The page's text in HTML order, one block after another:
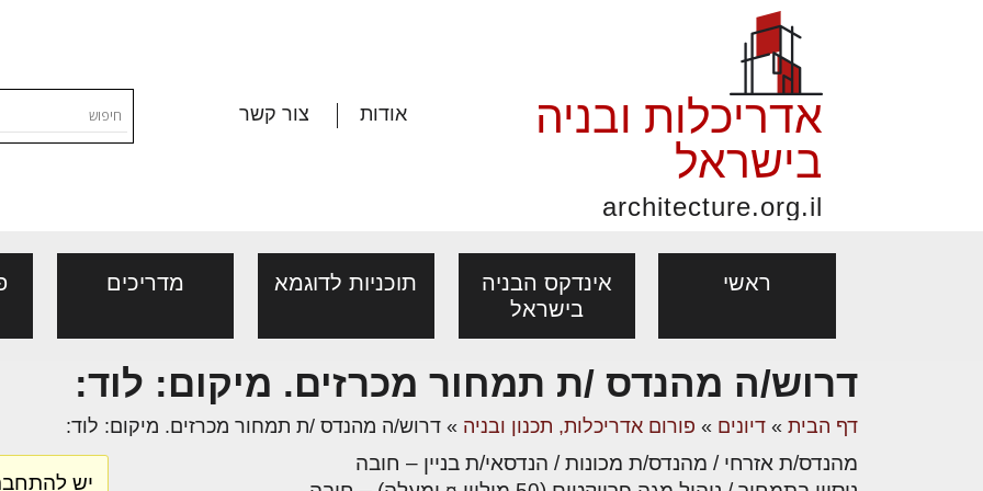
אדריכלות ובניה
בישראל
architecture.org.il
אודות צור קשר
ראשי
אינדקס הבניה
בישראל
תוכניות לדוגמא מדריכים
מקצועות
אדריכלים - מעצבי פנים
אדריכלות: פרוגרמות,
מחקר ועיון
נדל"ן: זכויות, אגרות
ועסקאות
עיצוב הבית
השקעה חכמה בעתיד:
נדלן עסקי ועסקים למכירה
ההזדמנויות הגדולות בשוק
בין נכסים מסחריים לבין
פורום אדריכלות, תכנון
ובניה
יעוץ מקצועי לבונים, למשפצים
פורום שמאות, מיסוי
נדל"ן
מתן מענה בנושאי נדל"ן/
פורום ליקויי בניה, בעיות
ושיטות איטום
ייעוץ מקצועי לבונים, למשפצים
דרוש/ה מהנדס /ת תמחור מכרזים. מיקום: לוד:
דף הבית » דיונים » פורום אדריכלות, תכנון ובניה » דרוש/ה מהנדס /ת תמחור מכרזים. מיקום: לוד:
מהנדס/ת אזרחי / מהנדס/ת מכונות / הנדסאי/ת בניין – חובה
יש